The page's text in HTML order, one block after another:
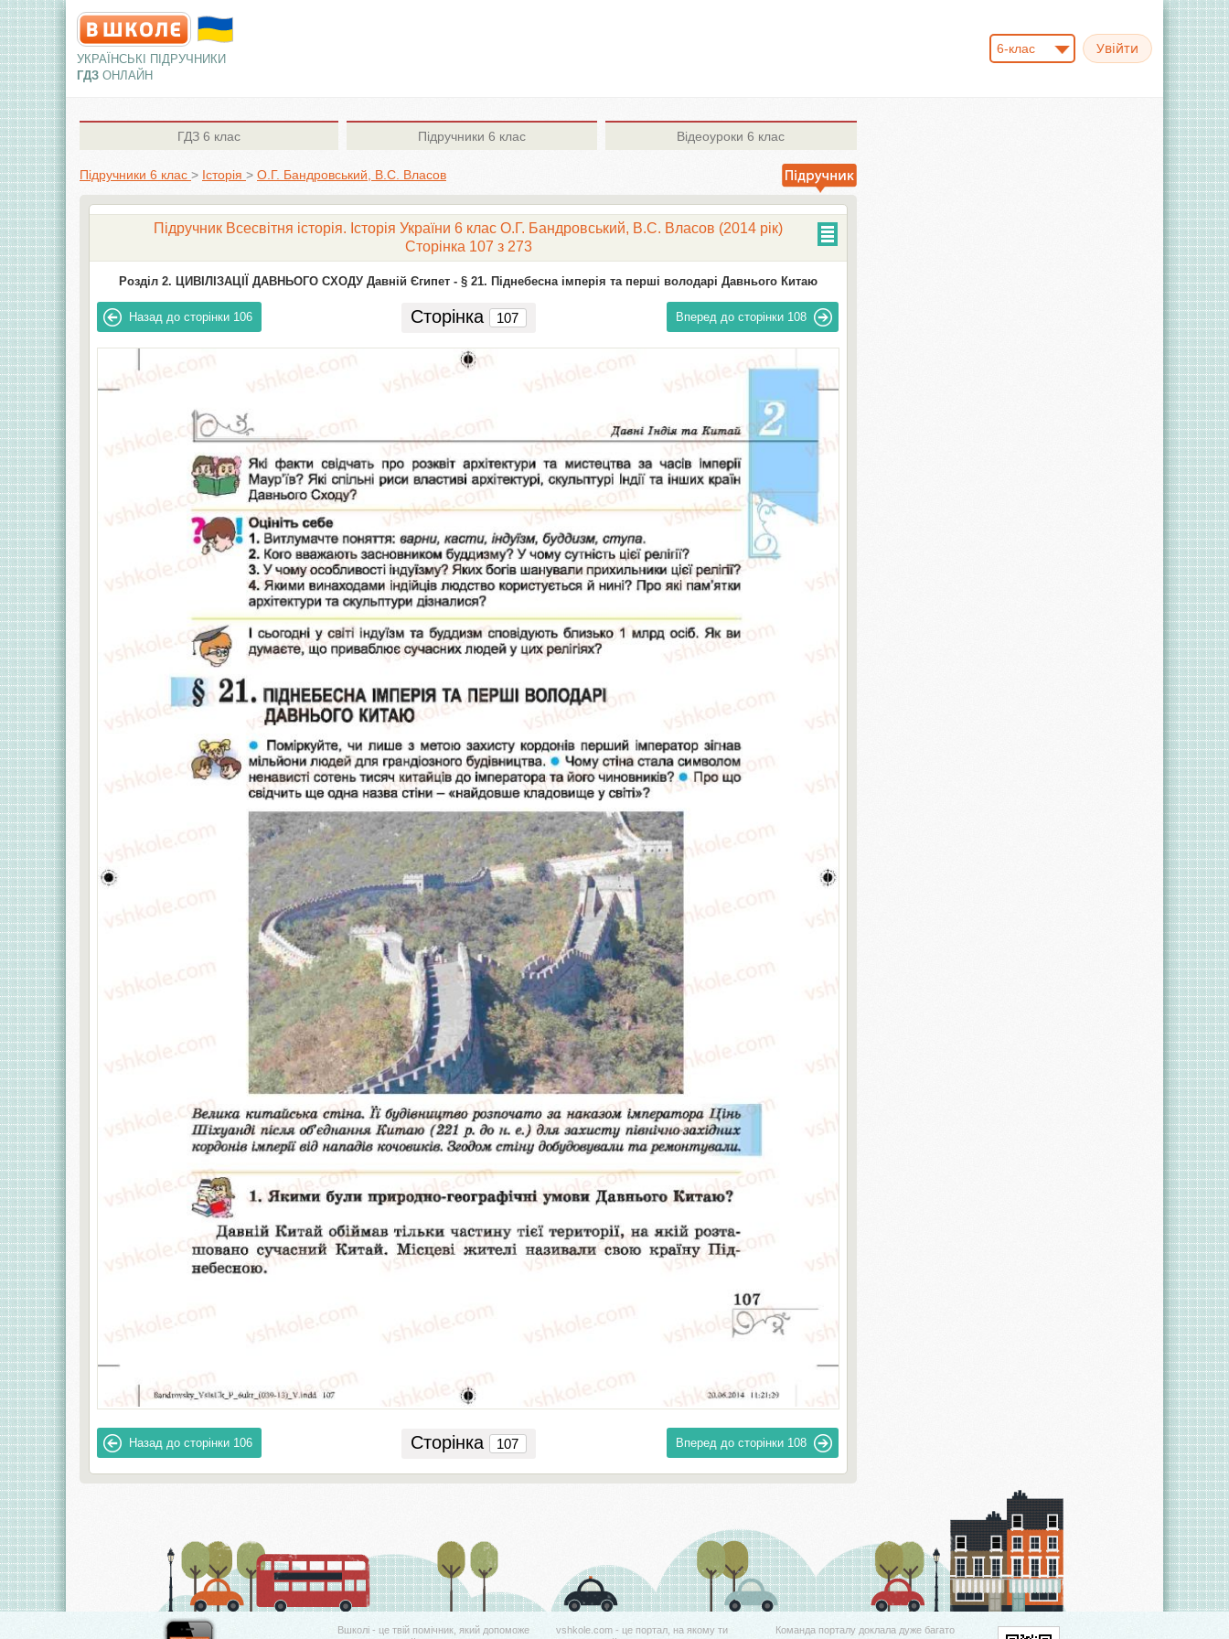
УКРАЇНСЬКІ ПІДРУЧНИКИ
ГДЗ ОНЛАЙН
6-клас
ГДЗ 6 клас Підручники 6 клас Відеоуроки 6 клас
Підручники 6 клас > Історія > О.Г. Бандровський, В.С. Власов
Підручник Всесвітня історія. Історія України 6 клас О.Г. Бандровський, В.С. Власов (2014 рік)
Сторінка 107 з 273
Розділ 2. ЦИВІЛІЗАЦІЇ ДАВНЬОГО СХОДУ Давній Єгипет - § 21. Піднебесна імперія та перші володарі Давнього Китаю
Назад до сторінки 106 Сторінка Вперед до сторінки 108
Назад до сторінки 106 Сторінка Вперед до сторінки 108
Вшколі - це твій помічник, який допоможе
vshkole.com - це портал, на якому ти
Команда порталу доклала дуже багато